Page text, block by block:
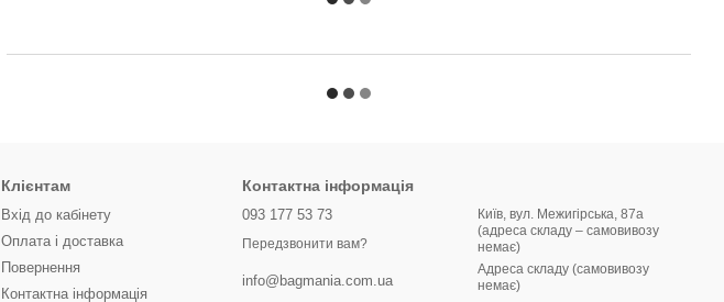
Клієнтам
Вхід до кабінету
Оплата і доставка
Повернення
Контактна інформація
Контактна інформація
093 177 53 73
Передзвонити вам?
info@bagmania.com.ua
Київ, вул. Межигірська, 87а
(адреса складу – самовивозу
немає)
Адреса складу (самовивозу
немає)